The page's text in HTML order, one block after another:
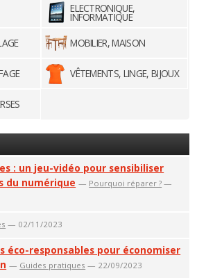
ELECTRONIQUE,
INFORMATIQUE
MOBILIER, MAISON
VÊTEMENTS, LINGE, BIJOUX
: un jeu-vidéo pour sensibiliser
du numérique — Pourquoi réparer ? —
— 02/11/2023
éco-responsables pour économiser
— Guides pratiques — 22/09/2023